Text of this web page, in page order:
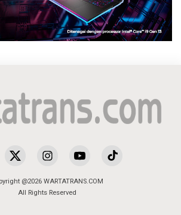
@2026 WARTATRANS.COM
All Rights Reserved